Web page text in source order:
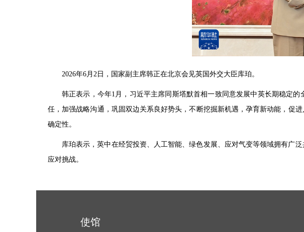
2026年6月2日，国家副主席韩正在北京会见英国外交大臣库珀。
韩正表示，今年1月，习近平主席同斯塔默首相一致同意发展中英长期稳定
任，加强战略沟通，巩固双边关系良好势头，不断挖掘新机遇，孕育新动能，促
确定性。
库珀表示，英中在经贸投资、人工智能、绿色发展、应对气变等领域拥有广
应对挑战。
使馆